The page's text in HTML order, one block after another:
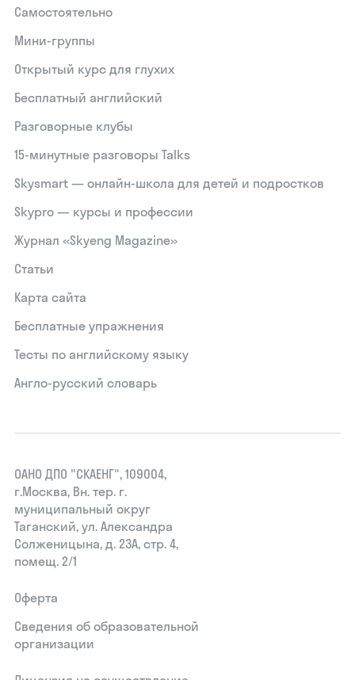
Самостоятельно
Мини-группы
Открытый курс для глухих
Бесплатный английский
Разговорные клубы
15‑минутные разговоры Talks
Skysmart — онлайн-школа для детей и подростков
Skypro — курсы и профессии
Журнал «Skyeng Magazine»
Статьи
Карта сайта
Бесплатные упражнения
Тесты по английскому языку
Англо-русский словарь
ОАНО ДПО "СКАЕНГ", 109004,
г.Москва, Вн. тер. г.
муниципальный округ
Таганский, ул. Александра
Солженицына, д. 23А, стр. 4,
помещ. 2/1
Оферта
Сведения об образовательной
организации